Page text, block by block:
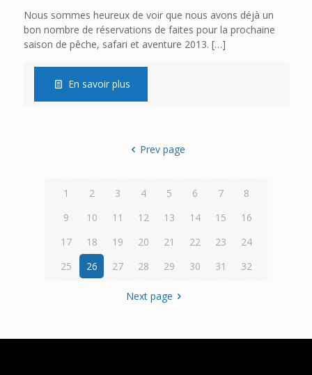
Nous sommes heureux de voir que nous avons déjà un
bon nombre de réservations de faites pour la prochaine
saison de pêche, safari et aventure 2013. […]
En savoir plus
Prev page
1 2 3 4 5 6 7
8
9
10 11 12 13 14 15
16
17
18 19 20 21 22 23
24
25
26 27 28 29 30 31 32
Next page